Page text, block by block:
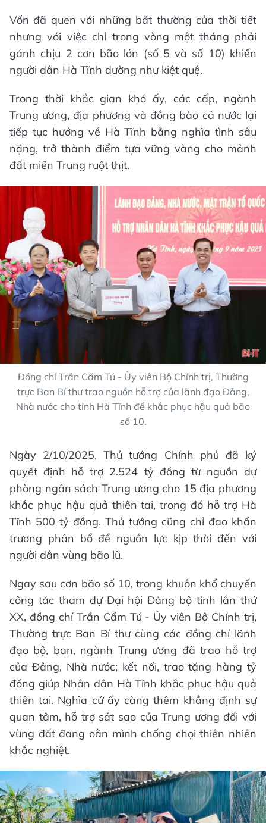
Vốn đã quen với những bất thường của thời tiết
nhưng với việc chỉ trong vòng một tháng phải
gánh chịu 2 cơn bão lớn (số 5 và số 10) khiến
người dân Hà Tĩnh dường như kiệt quệ.
Trong thời khắc gian khó ấy, các cấp, ngành
Trung ương, địa phương và đồng bào cả nước lại
tiếp tục hướng về Hà Tĩnh bằng nghĩa tình sâu
nặng, trở thành điểm tựa vững vàng cho mảnh
đất miền Trung ruột thịt.
Đồng chí Trần Cẩm Tú - Ủy viên Bộ Chính trị, Thường
trực Ban Bí thư trao nguồn hỗ trợ của lãnh đạo Đảng,
Nhà nước cho tỉnh Hà Tĩnh để khắc phục hậu quả bão
số 10.
Ngày 2/10/2025, Thủ tướng Chính phủ đã ký
quyết định hỗ trợ 2.524 tỷ đồng từ nguồn dự
phòng ngân sách Trung ương cho 15 địa phương
khắc phục hậu quả thiên tai, trong đó hỗ trợ Hà
Tĩnh 500 tỷ đồng. Thủ tướng cũng chỉ đạo khẩn
trương phân bổ để nguồn lực kịp thời đến với
người dân vùng bão lũ.
Ngay sau cơn bão số 10, trong khuôn khổ chuyến
công tác tham dự Đại hội Đảng bộ tỉnh lần thứ
XX, đồng chí Trần Cẩm Tú - Ủy viên Bộ Chính trị,
Thường trực Ban Bí thư cùng các đồng chí lãnh
đạo bộ, ban, ngành Trung ương đã trao hỗ trợ
của Đảng, Nhà nước; kết nối, trao tặng hàng tỷ
đồng giúp Nhân dân Hà Tĩnh khắc phục hậu quả
thiên tai. Nghĩa cử ấy càng thêm khẳng định sự
quan tâm, hỗ trợ sát sao của Trung ương đối với
vùng đất đang oằn mình chống chọi thiên nhiên
khắc nghiệt.